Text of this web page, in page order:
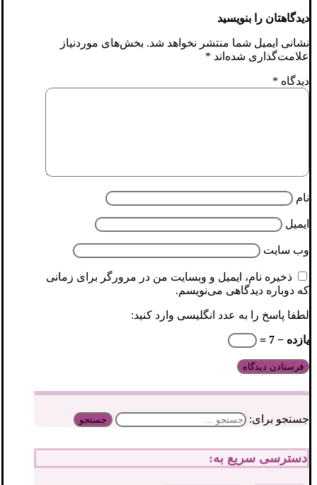
دیدگاهتان را بنویسید
نشانی ایمیل شما منتشر نخواهد شد. بخش‌های موردنیاز
علامت‌گذاری شده‌اند *
دیدگاه *
نام
ایمیل
وب‌ سایت
ذخیره نام، ایمیل و وبسایت من در مرورگر برای زمانی
که دوباره دیدگاهی می‌نویسم.
لطفا پاسخ را به عدد انگلیسی وارد کنید:
یازده − 7 =
جستجو برای:
دسترسی سریع به: